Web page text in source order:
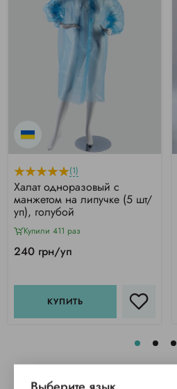
(1)
Халат одноразовый с
манжетом на липучке (5 шт/
уп), голубой
Купили 411 раз
240 грн/уп
КУПИТЬ